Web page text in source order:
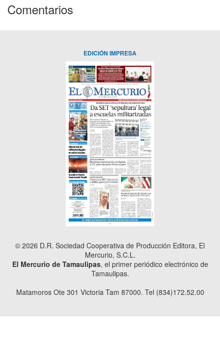
Comentarios
EDICIÓN IMPRESA
© 2026 D.R. Sociedad Cooperativa de Producción Editora, El
Mercurio, S.C.L.
El Mercurio de Tamaulipas, el primer periódico electrónico de
Tamaulipas.
Matamoros Ote 301 Victoria Tam 87000. Tel (834)172.52.00